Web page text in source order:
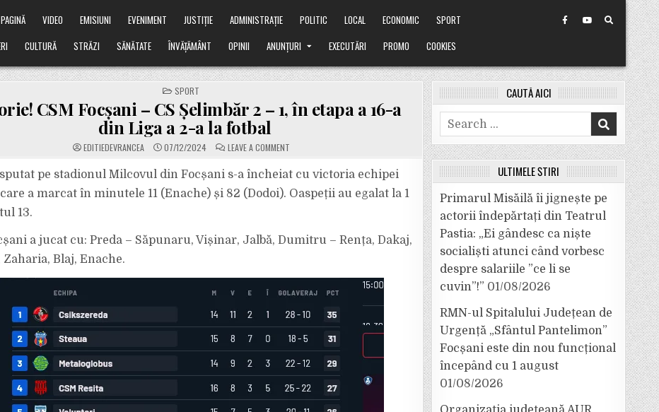
VIDEO EMISIUNI EVENIMENT JUSTIȚIE ADMINISTRAȚIE POLITIC LOCAL ECONOMIC
SPORT
CULTURĂ STRĂZI SĂNĂTATE ÎNVĂȚĂMÂNT OPINII ANUNȚURI EXECUTĂRI PROMO COOKIES
POSTED
IN
SPORT
CSM Focșani – CS Șelimbăr 2 – 1, în etapa a 16-a
din Liga a 2-a la fotbal
EDITIEDEVRANCEA 07/12/2024 LEAVE A COMMENTON
VICTORIE!
FOCȘANI
–
CS
ȘELIMBĂR
ETAPA
A
2-
LA
FOTBAL
pe stadionul Milcovul din Focșani s-a încheiat cu victoria echipei
a marcat în minutele 11 (Enache) și 82 (Dodoi). Oaspeții au egalat la 1
13.
a jucat cu: Preda – Săpunaru, Vișinar, Jalbă, Dumitru – Rența, Dakaj,
Zaharia, Blaj, Enache.
CAUTĂ AICI
Search
for:
ULTIMELE ȘTIRI
Primarul Misăilă îi jignește pe
actorii îndepărtați din Teatrul
Pastia: „Ei gândesc ca niște
socialiști atunci când vorbesc
despre salariile ”ce li se
cuvin”!” 01/08/2026
RMN-ul Spitalului Județean de
Urgență „Sfântul Pantelimon”
Focșani este din nou funcțional
începând cu 1 august
01/08/2026